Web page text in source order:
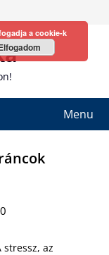
Menu
stressz, az
a cookie-k